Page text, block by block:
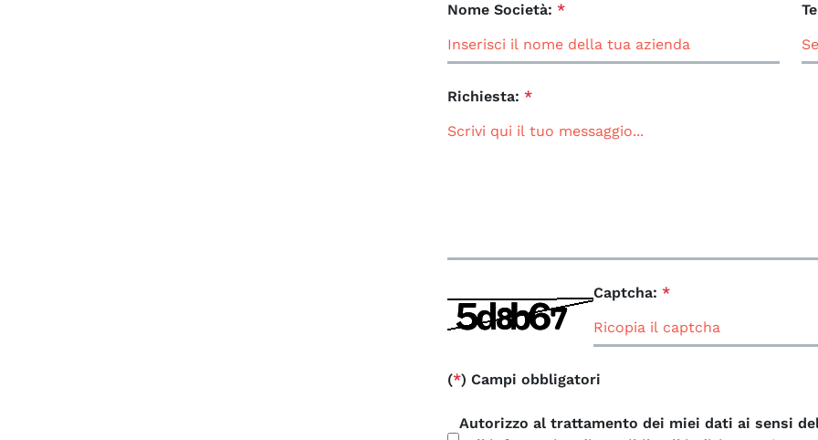
Nome Società: *
Richiesta: *
Captcha: *
(*) Campi obbligatori
Autorizzo al trattamento dei miei dati ai sensi